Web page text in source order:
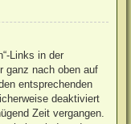
Links in der
ganz nach oben auf
entsprechenden
deaktiviert
Zeit vergangen.